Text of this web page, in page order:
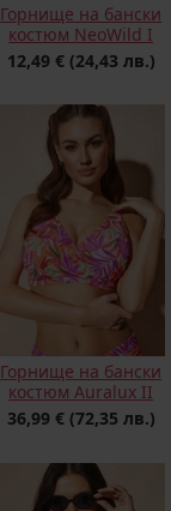
Горнище на бански
костюм NeoWild I
12,49 € (24,43 лв.)
Горнище на бански
костюм Auralux II
36,99 € (72,35 лв.)